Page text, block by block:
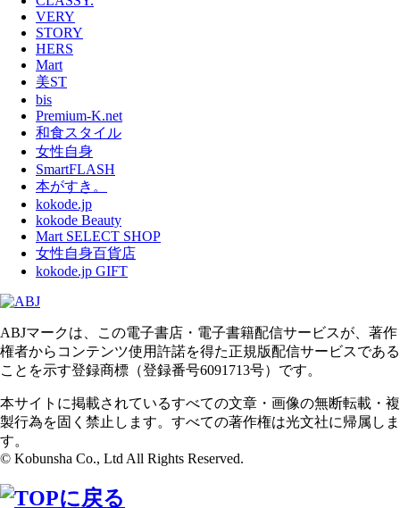
VERY
STORY
HERS
Mart
美ST
bis
Premium-K.net
和食スタイル
女性自身
SmartFLASH
本がすき。
kokode.jp
kokode Beauty
Mart SELECT SHOP
女性自身百貨店
kokode.jp GIFT
ABJマークは、この電子書店・電子書籍配信サービスが、著作
権者からコンテンツ使用許諾を得た正規版配信サービスである
ことを示す登録商標（登録番号6091713号）です。
本サイトに掲載されているすべての文章・画像の無断転載・複
製行為を固く禁止します。すべての著作権は光文社に帰属しま
す。
© Kobunsha Co., Ltd All Rights Reserved.